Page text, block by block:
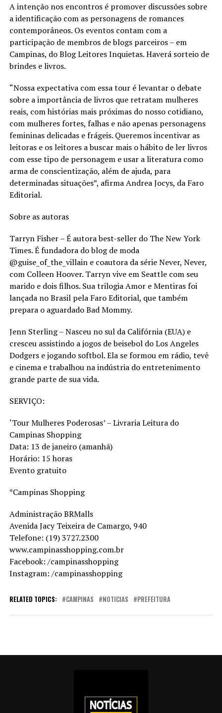
A intenção nos encontros é promover discussões sobre
a identificação com as personagens de romances
contemporâneos. Os eventos contam com a
participação de membros de blogs parceiros – em
Campinas, do Blog Leitores Inquietas. Haverá sorteio de
brindes e livros.
“Nossa expectativa com essa tour é levantar o debate
sobre a importância de livros que retratam mulheres
reais, com histórias mais próximas do nosso cotidiano,
com mulheres fortes, falhas e não apenas personagens
femininas delicadas e frágeis. Queremos incentivar as
leitoras e os leitores a buscar mais o hábito de ler livros
com esse tipo de personagem e usar a literatura como
arma de conscientização, além de ajuda, para
determinadas situações”, afirma Andrea Jocys, da Faro
Editorial.
Sobre as autoras
Tarryn Fisher – É autora best-seller do The New York
Times. É fundadora do blog de moda
@guise_of_the_villain e coautora da série Never, Never,
com Colleen Hoover. Tarryn vive em Seattle com seu
marido e dois filhos. Sua trilogia Amor e Mentiras foi
lançada no Brasil pela Faro Editorial, que também
prepara o aguardado Bad Mommy.
Jenn Sterling – Nasceu no sul da Califórnia (EUA) e
cresceu assistindo a jogos de beisebol do Los Angeles
Dodgers e jogando softbol. Ela se formou em rádio, tevê
e cinema e trabalhou na indústria do entretenimento
grande parte de sua vida.
SERVIÇO:
‘Tour Mulheres Poderosas’ – Livraria Leitura do
Campinas Shopping
Data: 13 de janeiro (amanhã)
Horário: 15 horas
Evento gratuito
*Campinas Shopping
Administração BRMalls
Avenida Jacy Teixeira de Camargo, 940
Telefone: (19) 3727.2300
www.campinasshopping.com.br
Facebook: /campinasshopping
Instagram: /campinasshopping
RELATED TOPICS: CAMPINAS NOTICIAS PREFEITURA